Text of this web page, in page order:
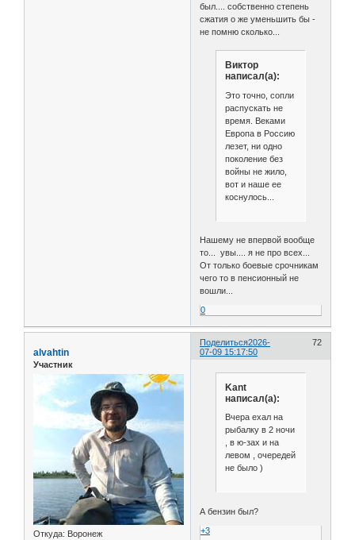
был.... собственно степень
сжатия о же уменьшить бы -
не помню сколько...
Виктор
написал(а):
Это точно, сопли
распускать не
время. Веками
Европа в Россию
лезет, ни одно
поколение без
войны не жило,
вот и наше ее
коснулось...
Нашему не впервой вообще
то... увы.... я не про всех...
От только боевые срочникам
чего то в пенсионный не
вошли...
0
Поделиться 72
2026-
07-09 15:17:50
alvahtin
Участник
Откуда: Воронеж
Kant
написал(а):
Вчера ехал на
рыбалку в 2 ночи
, в ю-зах и на
левом , очередей
не было )
А бензин был?
+3